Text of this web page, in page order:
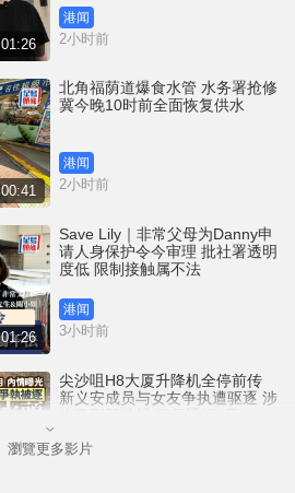
01:26
港闻
2小时前
00:41
北角福荫道爆食水管 水务署抢修
冀今晚10时前全面恢复供水
港闻
2小时前
01:26
Save Lily｜非常父母为Danny申
请人身保护令今审理 批社署透明
度低 限制接触属不法
港闻
3小时前
尖沙咀H8大厦升降机全停前传
新义安成员与女友争执遭驱逐 涉
港闻
瀏覽更多影片